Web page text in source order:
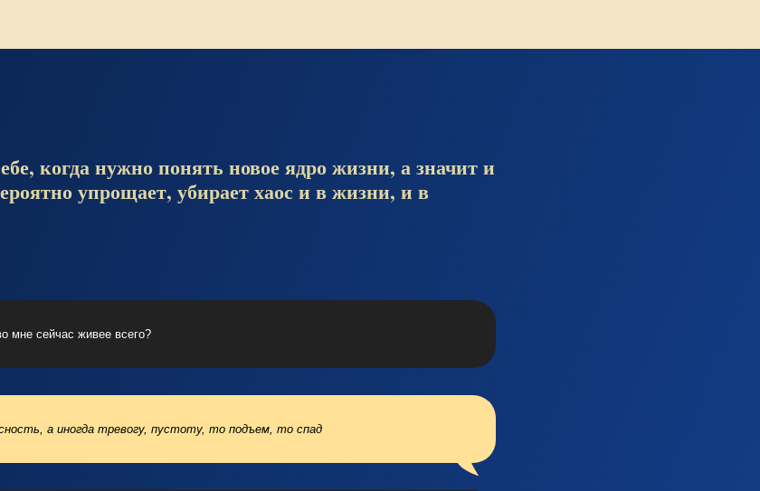
когда нужно понять новоеядро жизни, а значит и
упрощает, убирает хаос и в жизни, и в
во мне сейчас живее всего?
а иногда тревогу, пустоту, то подъем, то спад